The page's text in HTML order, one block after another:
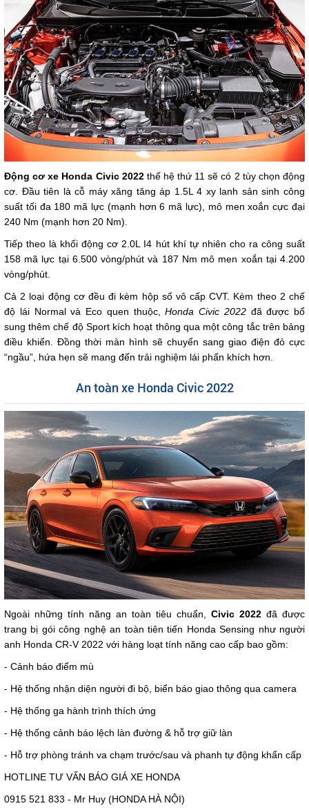
Động cơ xe Honda Civic 2022thế hệ thứ 11 sẽ có 2 tùy chọn động
cơ. Đầu tiên là cỗ máy xăng tăng áp 1.5L 4 xy lanh sản sinh công
suất tối đa 180 mã lực (mạnh hơn 6 mã lực), mô men xoắn cực đại
240 Nm (mạnh hơn 20 Nm).
Tiếp theo là khối động cơ 2.0L I4 hút khí tự nhiên cho ra công suất
158 mã lực tại 6.500 vòng/phút và 187 Nm mô men xoắn tại 4.200
vòng/phút.
Cả 2 loại động cơ đều đi kèm hộp số vô cấp CVT. Kèm theo 2 chế
độ lái Normal và Eco quen thuộc,Honda Civic 2022đã được bổ
sung thêm chế độ Sport kích hoạt thông qua một công tắc trên bảng
điều khiển. Đồng thời màn hình sẽ chuyển sang giao điện đỏ cực
“ngầu”, hứa hẹn sẽ mang đến trải nghiệm lái phấn khích hơn.
An toàn xe Honda Civic 2022
Ngoài những tính năng an toàn tiêu chuẩn, Civic 2022 đã được
trang bị gói công nghệ an toàn tiên tiến Honda Sensing như người
anh Honda CR-V 2022 với hàng loạt tính năng cao cấp bao gồm:
- Cảnh báo điểm mù
- Hệ thống nhận diện người đi bộ, biển báo giao thông qua camera
- Hệ thống ga hành trình thích ứng
- Hệ thống cảnh báo lệch làn đường & hỗ trợ giữ làn
- Hỗ trợ phòng tránh va chạm trước/sau và phanh tự động khẩn cấp
HOTLINE TƯ VẤN BÁO GIÁ XE HONDA
0915 521 833 - Mr Huy (HONDA HÀ NỘI)